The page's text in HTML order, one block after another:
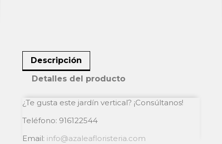
Descripción
Detalles del producto
¿Te gusta este jardín vertical? ¡Consúltanos!
Teléfono: 916122544
Email: info@azaleafloristeria.com